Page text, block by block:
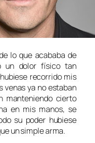
lo que acababa de
un dolor físico tan
recorrido mis
venas ya no estaban
manteniendo cierto
en mis manos, se
su poder hubiese
un simple arma.